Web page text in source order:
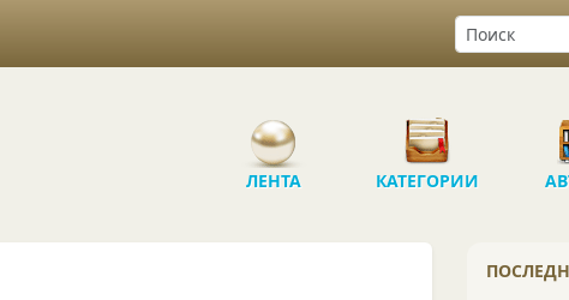
ЛЕНТА КАТЕГОРИИ